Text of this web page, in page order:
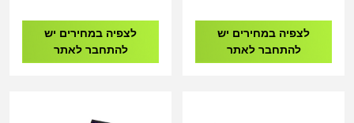
לצפיה במחירים יש
להתחבר לאתר
D16BREA
לצפיה במחירים יש
להתחבר לאתר